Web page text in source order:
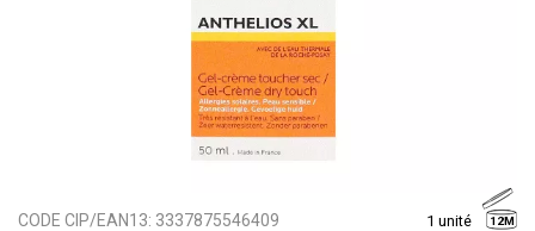
CODE CIP/EAN13: 3337875546409 1 unité 12M